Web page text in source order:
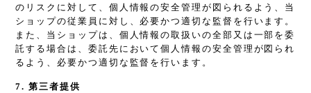
のリスクに対して、個人情報の安全管理が図られるよう、当
ショップの従業員に対し、必要かつ適切な監督を行います。
また、当ショップは、個人情報の取扱いの全部又は一部を委
託する場合は、委託先において個人情報の安全管理が図られ
るよう、必要かつ適切な監督を行います。
7. 第三者提供